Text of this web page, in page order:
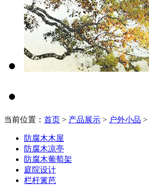
当前位置： 首页 > 产品展示 > 户外小品 >
防腐木木屋
防腐木凉亭
防腐木葡萄架
庭院设计
栏杆篱芭